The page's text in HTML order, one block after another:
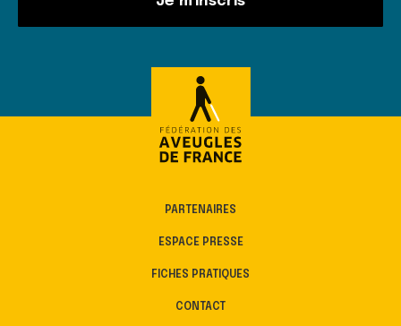
PARTENAIRES
ESPACE PRESSE
FICHES PRATIQUES
CONTACT